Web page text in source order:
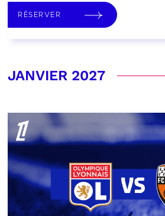
RÉSERVER
JANVIER 2027